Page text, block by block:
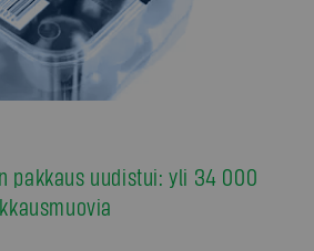
pakkaus uudistui: yli 34 000